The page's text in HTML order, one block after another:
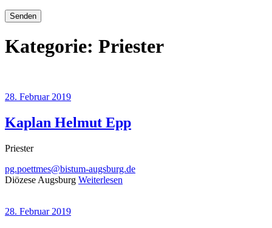
Kategorie: Priester
28. Februar 2019
Kaplan Helmut Epp
Priester
pg.poettmes@bistum-augsburg.de
Diözese Augsburg Weiterlesen
28. Februar 2019